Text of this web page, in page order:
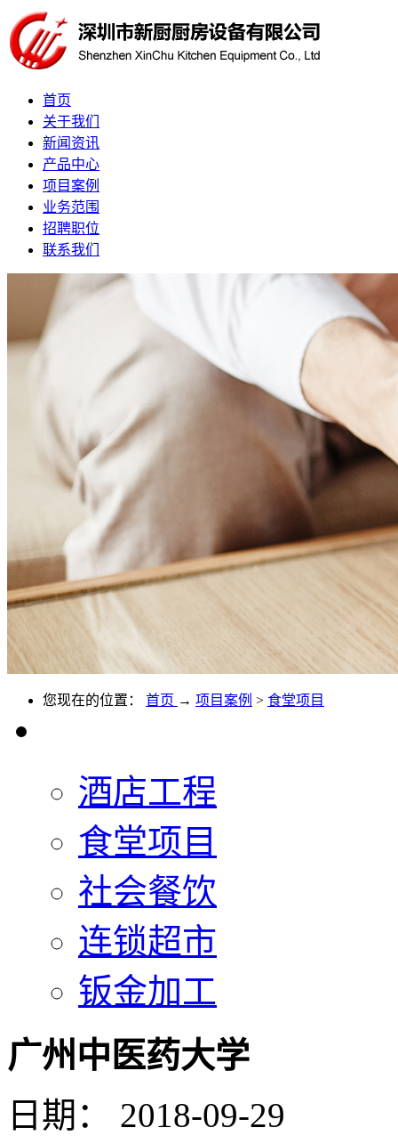
首页
关于我们
新闻资讯
产品中心
项目案例
业务范围
招聘职位
联系我们
您现在的位置： 首页 → 项目案例 > 食堂项目
酒店工程
食堂项目
社会餐饮
连锁超市
钣金加工
广州中医药大学
日期：
2018-09-29